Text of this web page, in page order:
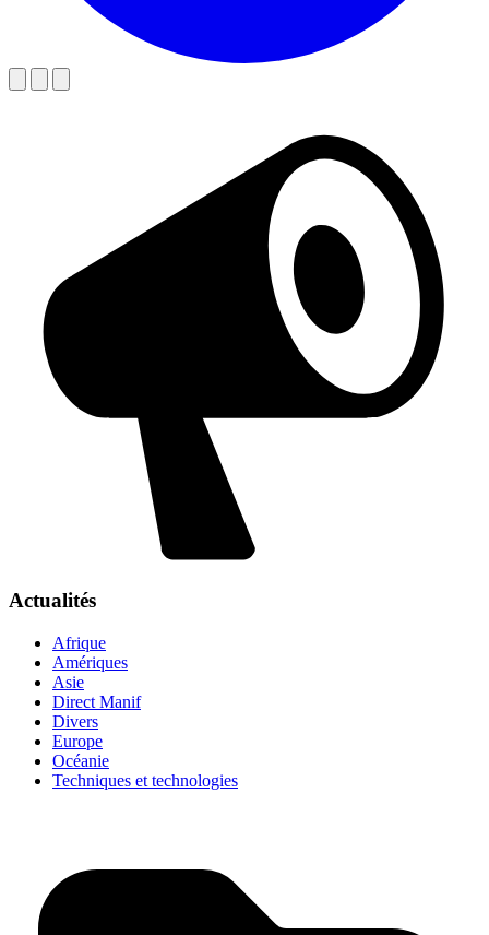
Actualités
Afrique
Amériques
Asie
Direct Manif
Divers
Europe
Océanie
Techniques et technologies